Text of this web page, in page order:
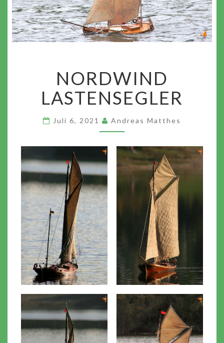
LASTENSEGLER
NORDWIND
LASTENSEGLER
Juli 6, 2021 Andreas Matthes